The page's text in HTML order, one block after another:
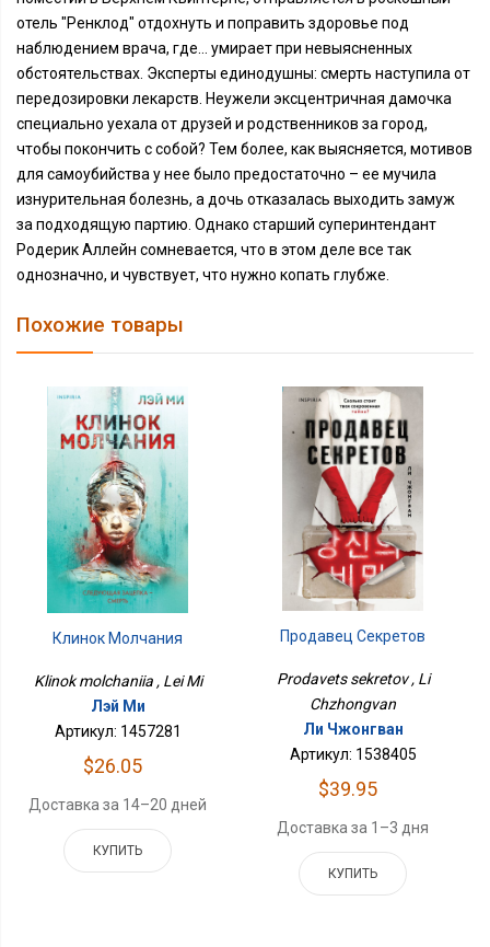
отель "Ренклод" отдохнуть и поправить здоровье под
наблюдением врача, где… умирает при невыясненных
обстоятельствах. Эксперты единодушны: смерть наступила от
передозировки лекарств. Неужели эксцентричная дамочка
специально уехала от друзей и родственников за город,
чтобы покончить с собой? Тем более, как выясняется, мотивов
для самоубийства у нее было предостаточно – ее мучила
изнурительная болезнь, а дочь отказалась выходить замуж
за подходящую партию. Однако старший суперинтендант
Родерик Аллейн сомневается, что в этом деле все так
однозначно, и чувствует, что нужно копать глубже.
Похожие товары
Клинок Молчания
Klinok molchaniia , Lei Mi
Лэй Ми
Артикул: 1457281
$26.05
Доставка за 14–20 дней
КУПИТЬ
Продавец Секретов
Prodavets sekretov , Li
Chzhongvan
Ли Чжонгван
Артикул: 1538405
$39.95
Доставка за 1–3 дня
КУПИТЬ